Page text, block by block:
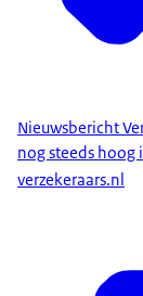
Nieuwsbericht
nog steeds hoog
verzekeraars.nl